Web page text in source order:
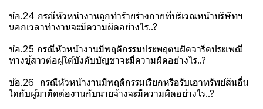
ข้อ.24 กรณีหัวหน้างานถูกทำร้ายร่างกายที่บริเวณหน้าบริษัทฯ
นอกเวลาทำงานจะมีความผิดอย่างไร..?
ข้อ.25 กรณีหัวหน้างานมีพฤติกรรมประพฤตนผิดจารีดประเพณี
ทางชู้สาวต่อผู้ใต้บังคับบัญชาจะมีความผิดอย่างไร..?
ข้อ.26 กรณีหัวหน้างานมีพฤติกรรมเรียกหรือรับเอาทรัพย์สินอื่น
ใดกับผู้มาติดต่องานกับนายจ้างจะมีความผิดอย่างไร..?